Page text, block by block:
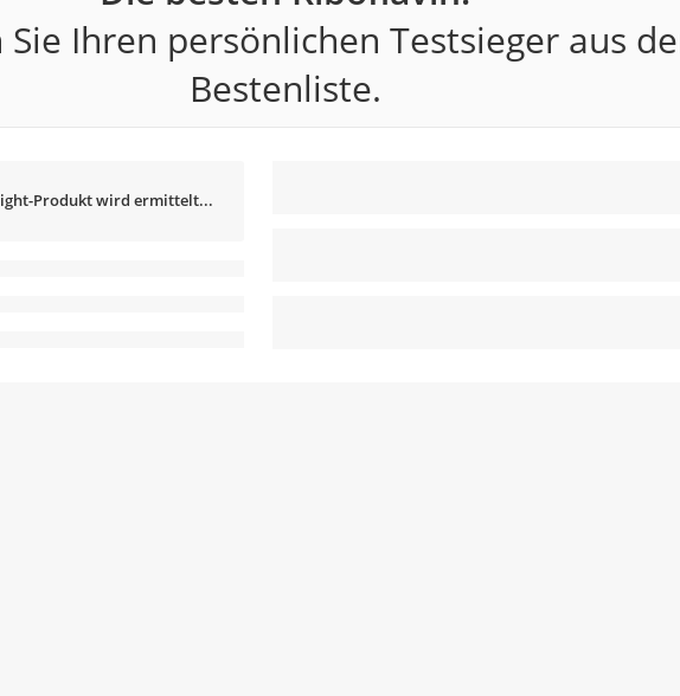
Sie Ihren persönlichen Testsieger aus
Bestenliste.
Produkt wird ermittelt...